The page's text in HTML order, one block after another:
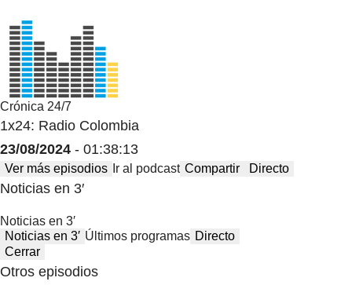
Crónica 24/7
1x24: Radio Colombia
23/08/2024 - 01:38:13
Ver más episodios Ir al podcast Compartir Directo
Noticias en 3′
Noticias en 3′
Noticias en 3′ Últimos programas Directo
Cerrar
Otros episodios